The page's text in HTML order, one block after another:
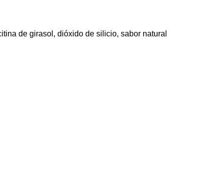
de girasol, dióxido de silicio, sabor natural